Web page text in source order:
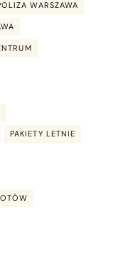
WARSZAWA
PAKIETY LETNIE